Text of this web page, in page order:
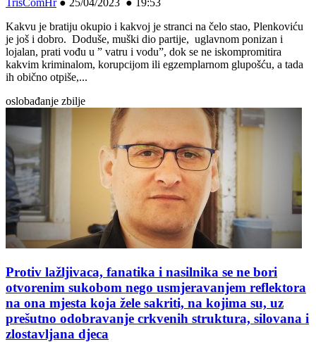
TrisComHr● 25/04/2023 ● 19:53
Kakvu je bratiju okupio i kakvoj je stranci na čelo stao, Plenkoviću
je još i dobro. Doduše, muški dio partije, uglavnom ponizan i
lojalan, prati vođu u ” vatru i vodu”, dok se ne iskompromitira
kakvim kriminalom, korupcijom ili egzemplarnom glupošću, a tada
ih obično otpiše,...
oslobađanje zbilje
Protiv lažljivaca, fanatika i nasilnika se ne bori
otvorenim sukobom nego usmjeravanjem reflektora
na ona mjesta koja žele sakriti, na kojima su, uz
prešutno odobravanje crkvenih struktura, silovana i
zlostavljana djeca